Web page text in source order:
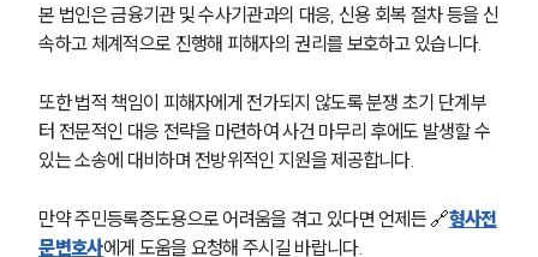
본 법인은 금융기관 및 수사기관과의 대응, 신용 회복 절차 등을 신
속하고 체계적으로 진행해 피해자의 권리를 보호하고 있습니다.
또한 법적 책임이 피해자에게 전가되지 않도록 분쟁 초기 단계부
터 전문적인 대응 전략을 마련하여 사건 마무리 후에도 발생할 수
있는 소송에 대비하며 전방위적인 지원을 제공합니다.
만약 주민등록증도용으로 어려움을 겪고 있다면 언제든 🔗형사전
문변호사에게 도움을 요청해 주시길 바랍니다.